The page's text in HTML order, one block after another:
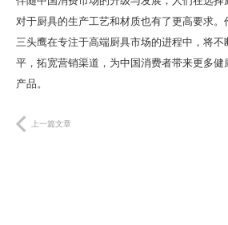
对于厨具的生产工艺和材质也有了更高要求。
三头鹰在专注于高端厨具市场的进程中，将
平，拓宽营销渠道，为中国消费者带来更多
产品。
上一篇文章